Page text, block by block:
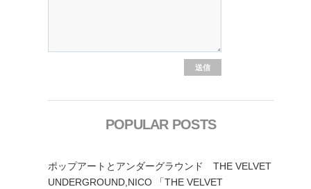
POPULAR POSTS
ポップアートとアンダーグラウンド THE VELVET
UNDERGROUND,NICO 「THE VELVET